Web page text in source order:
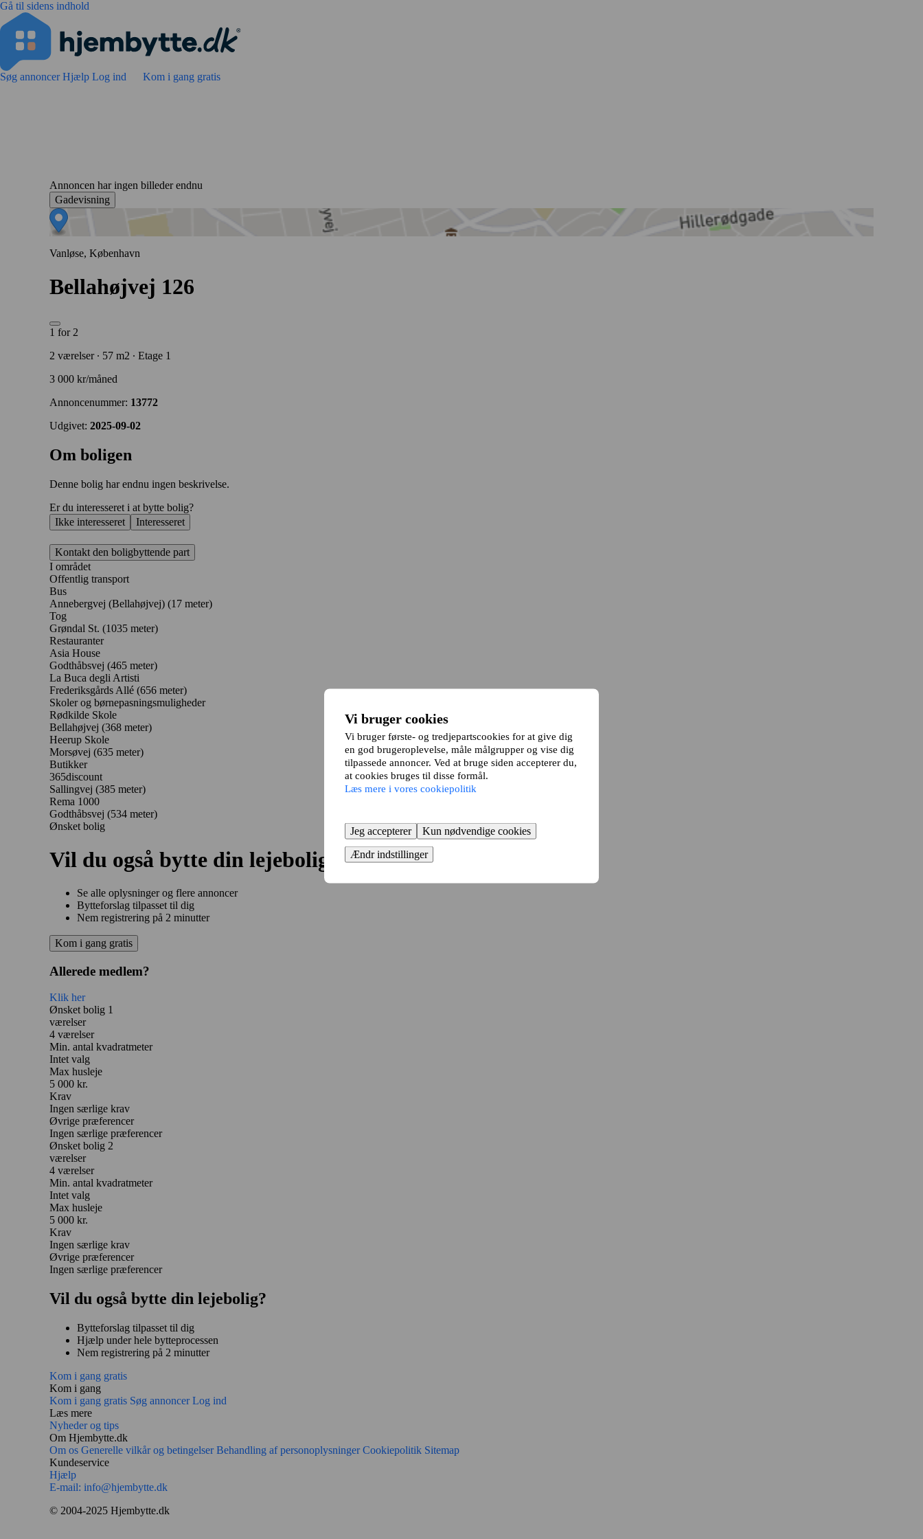
Gå til sidens indhold
Vi bruger cookies
Vi bruger første- og tredjepartscookies for at give dig
en god brugeroplevelse, måle målgrupper og vise dig
tilpassede annoncer. Ved at bruge siden accepterer du,
at cookies bruges til disse formål.
Læs mere i vores cookiepolitik
Jeg accepterer
Kun nødvendige cookies
Ændr indstillinger
Søg annoncerHjælp Log ind Kom i gang gratis
Annoncen har ingen billeder endnu
Gadevisning
Vanløse, København
Bellahøjvej 126
1 for 2
2 værelser ∙ 57 m2 ∙ Etage 1
3 000 kr/måned
Annoncenummer: 13772
Udgivet: 2025-09-02
Om boligen
Denne bolig har endnu ingen beskrivelse.
Er du interesseret i at bytte bolig?
Ikke interesseret
Interesseret
Kontakt den boligbyttende part
I området
Offentlig transport
Bus
Annebergvej (Bellahøjvej) (17 meter)
Tog
Grøndal St. (1035 meter)
Restauranter
Asia House
Godthåbsvej (465 meter)
La Buca degli Artisti
Frederiksgårds Allé (656 meter)
Skoler og børnepasningsmuligheder
Rødkilde Skole
Bellahøjvej (368 meter)
Heerup Skole
Morsøvej (635 meter)
Butikker
365discount
Sallingvej (385 meter)
Rema 1000
Godthåbsvej (534 meter)
Ønsket bolig
Vil du også bytte din lejebolig?
Se alle oplysninger og flere annoncer
Bytteforslag tilpasset til dig
Nem registrering på 2 minutter
Kom i gang gratis
Allerede medlem?
Klik her
Ønsket bolig 1
værelser
4 værelser
Min. antal kvadratmeter
Intet valg
Max husleje
5 000 kr.
Krav
Ingen særlige krav
Øvrige præferencer
Ingen særlige præferencer
Ønsket bolig 2
værelser
4 værelser
Min. antal kvadratmeter
Intet valg
Max husleje
5 000 kr.
Krav
Ingen særlige krav
Øvrige præferencer
Ingen særlige præferencer
Vil du også bytte din lejebolig?
Bytteforslag tilpasset til dig
Hjælp under hele bytteprocessen
Nem registrering på 2 minutter
Kom i gang gratis
Kom i gang
Kom i gang gratis Søg annoncerLog ind
Læs mere
Nyheder og tips
Om Hjembytte.dk
Om os Generelle vilkår og betingelserBehandling af personoplysningerCookiepolitik Sitemap
Kundeservice
Hjælp
E-mail: info@hjembytte.dk
© 2004-2025 Hjembytte.dk